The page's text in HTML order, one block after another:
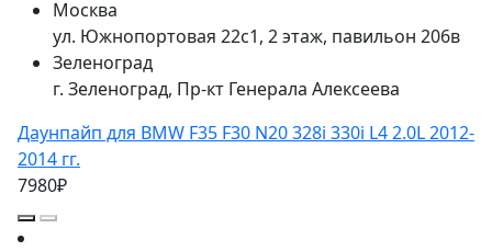
Москва
ул. Южнопортовая 22с1, 2 этаж, павильон 206в
Зеленоград
г. Зеленоград, Пр-кт Генерала Алексеева
Даунпайп для BMW F35 F30 N20 328i 330i L4 2.0L 2012-
2014 гг.
7980₽